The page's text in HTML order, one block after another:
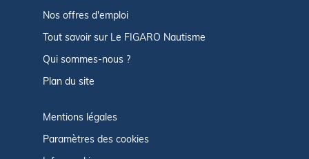
Nos offres d'emploi
Tout savoir sur Le FIGARO Nautisme
Qui sommes-nous ?
Plan du site
Mentions légales
Paramètres des cookies